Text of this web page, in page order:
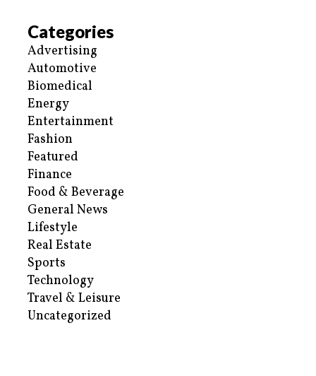
Categories
Advertising
Automotive
Biomedical
Energy
Entertainment
Fashion
Featured
Finance
Food & Beverage
General News
Lifestyle
Real Estate
Sports
Technology
Travel & Leisure
Uncategorized